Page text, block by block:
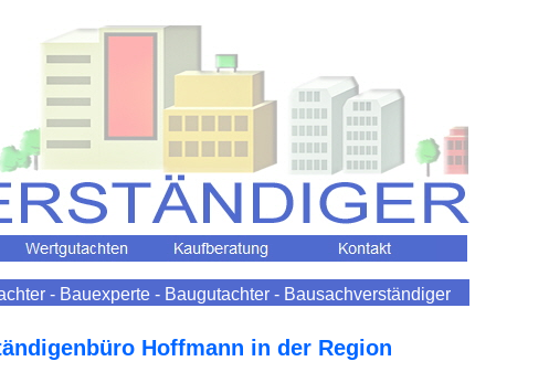
- Bauexperte - Baugutachter - Bausachverständiger
Hoffmann in der Region